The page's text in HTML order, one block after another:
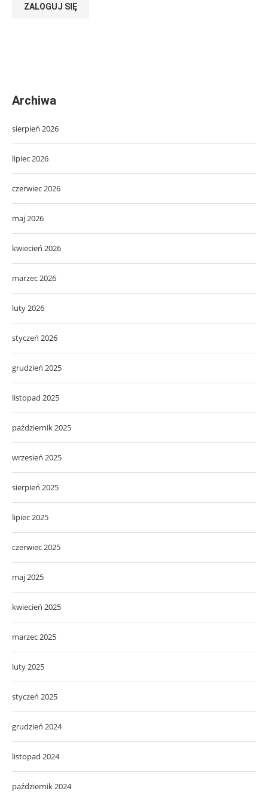
ZALOGUJ SIĘ
Archiwa
sierpień 2026
lipiec 2026
czerwiec 2026
maj 2026
kwiecień 2026
marzec 2026
luty 2026
styczeń 2026
grudzień 2025
listopad 2025
październik 2025
wrzesień 2025
sierpień 2025
lipiec 2025
czerwiec 2025
maj 2025
kwiecień 2025
marzec 2025
luty 2025
styczeń 2025
grudzień 2024
listopad 2024
październik 2024